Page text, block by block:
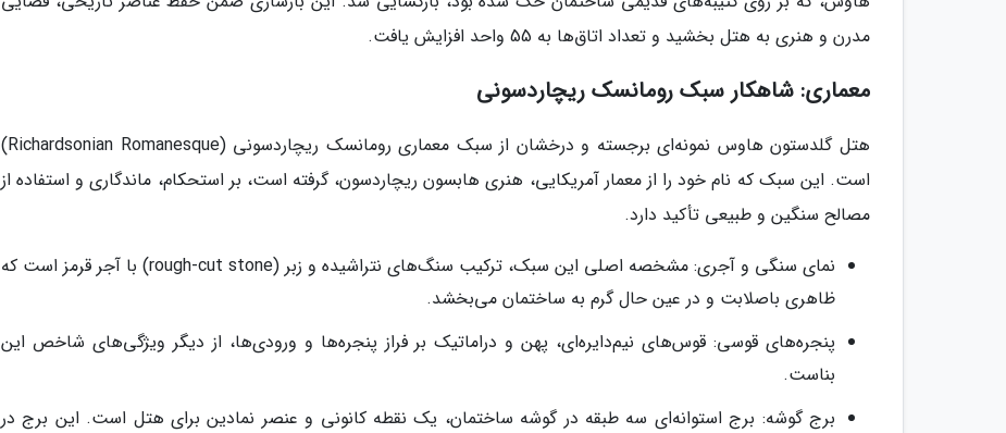
مدرن و هنری به هتل بخشید و تعداد اتاق‌ها به 55 واحد افزایش یافت.
معماری: شاهکار سبک رومانسک ریچاردسونی
هتل گلدستون هاوس نمونه‌ای برجسته و درخشان از سبک معماری رومانسک ریچاردسونی (Richardsonian Romanesque)
است. این سبک که نام خود را از معمار آمریکایی، هنری هابسون ریچاردسون، گرفته است، بر استحکام، ماندگاری و استفاده از
مصالح سنگین و طبیعی تأکید دارد.
نمای سنگی و آجری: مشخصه اصلی این سبک، ترکیب سنگ‌های نتراشیده و زبر (rough-cut stone) با آجر قرمز است که
ظاهری باصلابت و در عین حال گرم به ساختمان می‌بخشد.
پنجره‌های قوسی: قوس‌های نیم‌دایره‌ای، پهن و دراماتیک بر فراز پنجره‌ها و ورودی‌ها، از دیگر ویژگی‌های شاخص این
بناست.
برج گوشه: برج استوانه‌ای سه طبقه در گوشه ساختمان، یک نقطه کانونی و عنصر نمادین برای هتل است. این برج در